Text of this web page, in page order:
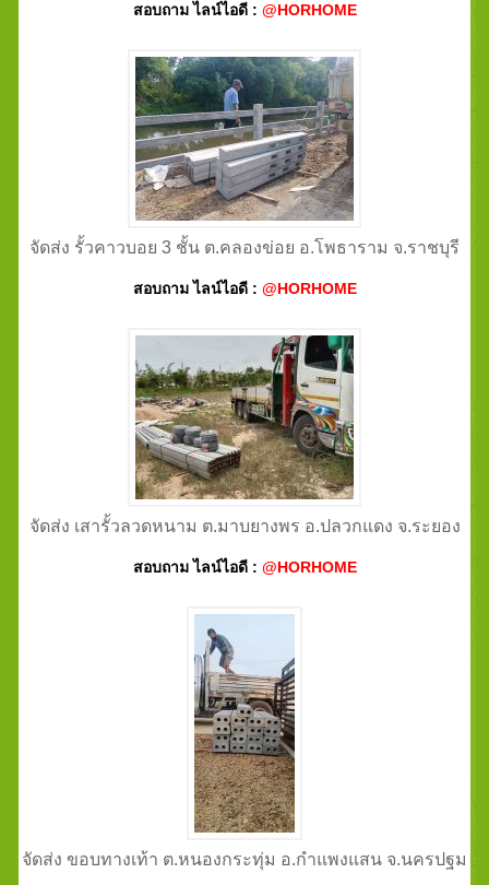
สอบถาม ไลน์ไอดี : @HORHOME
จัดส่ง รั้วคาวบอย 3 ชั้น ต.คลองข่อย อ.โพธาราม จ.ราชบุรี
สอบถาม ไลน์ไอดี : @HORHOME
จัดส่ง เสารั้วลวดหนาม ต.มาบยางพร อ.ปลวกแดง จ.ระยอง
สอบถาม ไลน์ไอดี : @HORHOME
จัดส่ง ขอบทางเท้า ต.หนองกระทุ่ม อ.กำแพงแสน จ.นครปฐม